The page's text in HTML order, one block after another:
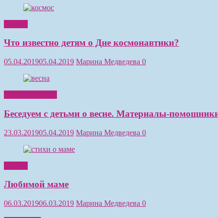
Что известно детям о Дне космонавтики?
05.04.201905.04.2019 Марина Медведева 0
Беседуем с детьми о весне. Материалы-
23.03.201905.04.2019 Марина Медведева 0
Любимой маме
06.03.201906.03.2019 Марина Медведева 0